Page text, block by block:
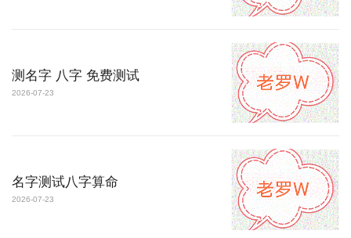
测名字 八字 免费测试
2026-07-23
名字测试八字算命
2026-07-23